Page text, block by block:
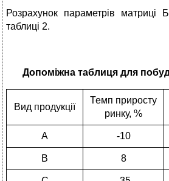
Розрахунок параметрів матриці
таблиці 2.
Допоміжна таблиця для
Вид продукції
Темп приросту
ринку, %
А -10
В 8